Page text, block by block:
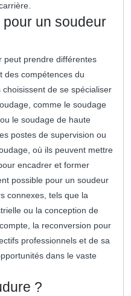
un soudeur
peut prendre différentes
des compétences du
de se spécialiser
comme le soudage
le soudage de haute
postes de supervision ou
où ils peuvent mettre
encadrer et former
possible pour un soudeur
connexes, tels que la
ou la conception de
la reconversion pour
professionnels et de sa
dans le vaste
?